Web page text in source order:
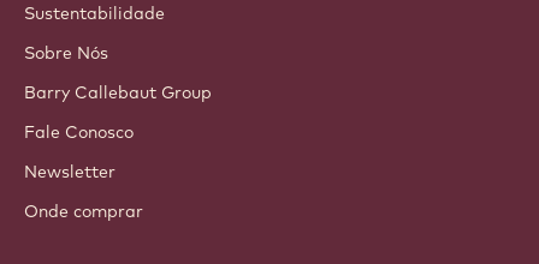
Sustentabilidade
Sobre Nós
Barry Callebaut Group
Fale Conosco
Newsletter
Onde comprar